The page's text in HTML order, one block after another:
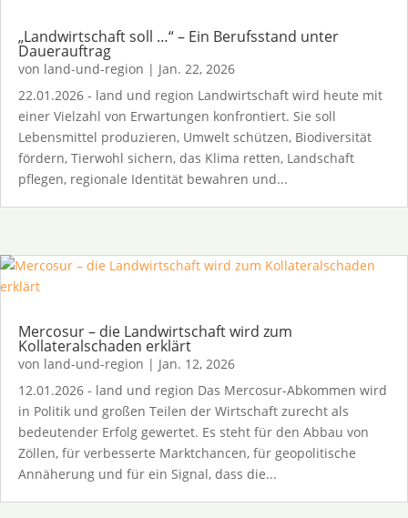
„Landwirtschaft soll …“ – Ein Berufsstand unter
Dauerauftrag
von land-und-region | Jan. 22, 2026
22.01.2026 - land und region Landwirtschaft wird heute mit
einer Vielzahl von Erwartungen konfrontiert. Sie soll
Lebensmittel produzieren, Umwelt schützen, Biodiversität
fördern, Tierwohl sichern, das Klima retten, Landschaft
pflegen, regionale Identität bewahren und...
Mercosur – die Landwirtschaft wird zum
Kollateralschaden erklärt
von land-und-region | Jan. 12, 2026
12.01.2026 - land und region Das Mercosur-Abkommen wird
in Politik und großen Teilen der Wirtschaft zurecht als
bedeutender Erfolg gewertet. Es steht für den Abbau von
Zöllen, für verbesserte Marktchancen, für geopolitische
Annäherung und für ein Signal, dass die...